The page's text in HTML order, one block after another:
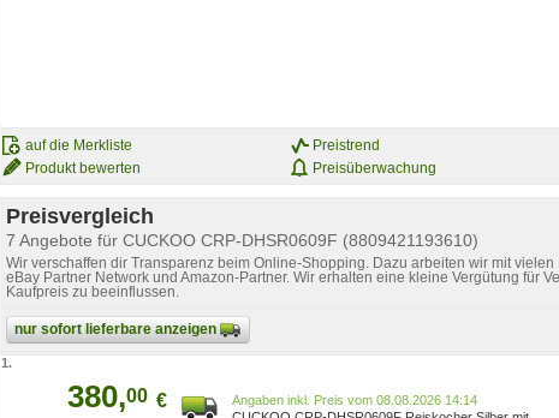
auf die Merkliste
Produkt bewerten
Preistrend
Preisüberwachung
Preisvergleich
7 Angebote für CUCKOO CRP-DHSR0609F (8809421193610)
Wir verschaffen dir Transparenz beim Online-Shopping. Dazu arbeiten wir mit
eBay Partner Network und Amazon-Partner. Wir erhalten eine kleine Vergütung für
Kaufpreis zu beeinflussen.
nur sofort lieferbare anzeigen
1.
380,00 €
Preis vom 08.08.2026 14:14